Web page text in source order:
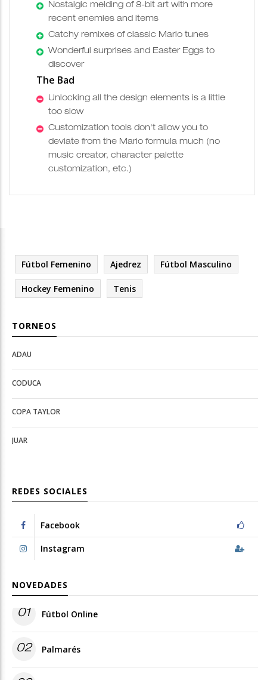
Nostalgic melding of 8-bit art with more
recent enemies and items
Catchy remixes of classic Mario tunes
Wonderful surprises and Easter Eggs to
discover
The Bad
Unlocking all the design elements is a little
too slow
Customization tools don't allow you to
deviate from the Mario formula much (no
music creator, character palette
customization, etc.)
Fútbol Femenino Ajedrez Fútbol Masculino
Hockey Femenino Tenis
TORNEOS
Open
Deportes
configuration
options
Open
configuration
options
ADAU
CODUCA
COPA TAYLOR
JUAR
REDES SOCIALES
Facebook
Instagram
NOVEDADES
01 Fútbol Online
02 Palmarés